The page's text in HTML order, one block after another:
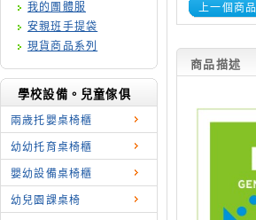
我的團體服
安親班手提袋
現貨商品系列
學校設備。兒童傢俱
兩歳托嬰桌椅櫃
幼幼托育桌椅櫃
嬰幼設備桌椅櫃
幼兒園課桌椅
上一個商品
商品描述